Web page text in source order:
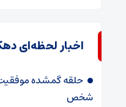
اخبار لحظه‌ای
حلقه گمشده
شخص